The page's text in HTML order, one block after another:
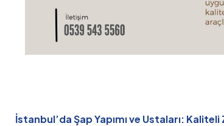
İstanbul’da Şap Yapımı ve Ustaları: Kaliteli